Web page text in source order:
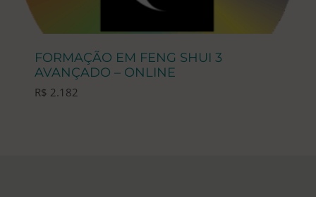
FORMAÇÃO EM FENG SHUI 3
AVANÇADO – ONLINE
R$ 2.182